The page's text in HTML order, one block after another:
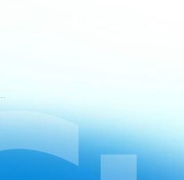
Serviço do CapCut